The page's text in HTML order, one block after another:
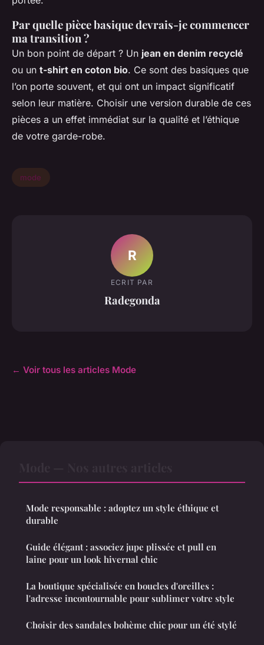
Par quelle pièce basique devrais-je commencer
ma transition ?
Un bon point de départ ? Un jean en denim recyclé
ou un t-shirt en coton bio. Ce sont des basiques que
l’on porte souvent, et qui ont un impact significatif
selon leur matière. Choisir une version durable de ces
pièces a un effet immédiat sur la qualité et l’éthique
de votre garde-robe.
mode
R
ECRIT PAR
Radegonda
← Voir tous les articles Mode
Mode responsable : adoptez un style éthique et
durable
Guide élégant : associez jupe plissée et pull en
laine pour un look hivernal chic
La boutique spécialisée en boucles d'oreilles :
l'adresse incontournable pour sublimer votre style
Choisir des sandales bohème chic pour un été stylé